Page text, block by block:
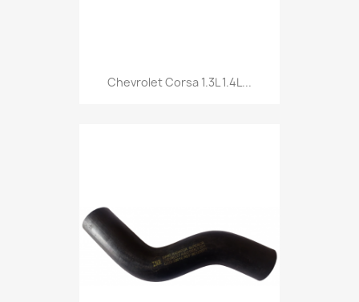
Chevrolet Corsa 1.3L 1.4L...